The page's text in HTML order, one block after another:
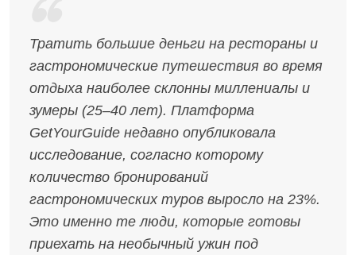
Тратить большие деньги на рестораны и
гастрономические путешествия во время
отдыха наиболее склонны миллениалы и
зумеры (25–40 лет). Платформа
GetYourGuide недавно опубликовала
исследование, согласно которому
количество бронирований
гастрономических туров выросло на 23%.
Это именно те люди, которые готовы
приехать на необычный ужин под